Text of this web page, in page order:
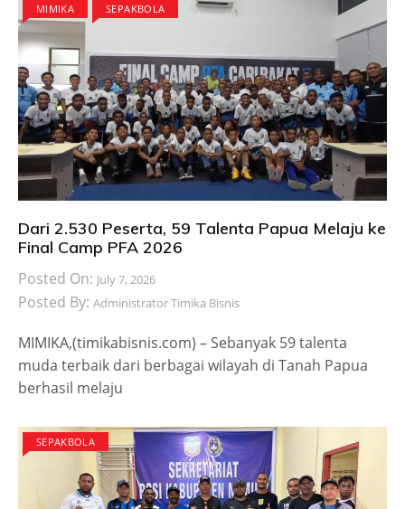
MIMIKA SEPAKBOLA
Dari 2.530 Peserta, 59 Talenta Papua Melaju ke
Final Camp PFA 2026
Posted On: July 7, 2026
Posted By: Administrator Timika Bisnis
MIMIKA,(timikabisnis.com) – Sebanyak 59 talenta
muda terbaik dari berbagai wilayah di Tanah Papua
berhasil melaju
SEPAKBOLA